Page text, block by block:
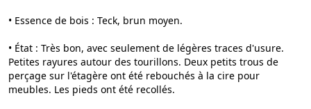
• Essence de bois : Teck, brun moyen.
• État : Très bon, avec seulement de légères traces d'usure.
Petites rayures autour des tourillons. Deux petits trous de
perçage sur l'étagère ont été rebouchés à la cire pour
meubles. Les pieds ont été recollés.